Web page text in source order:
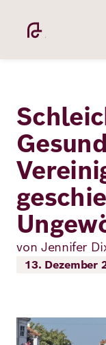
Inhalt
Academy
Richard
von Jennifer
13. Dezember
Bild